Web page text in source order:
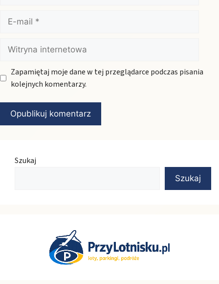
mail
Witryna
internetowa
Zapamiętaj moje dane w tej przeglądarce podczas pisania
kolejnych komentarzy.
Szukaj
Szukaj